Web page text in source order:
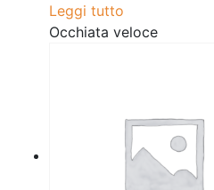
Leggi tutto
Occhiata veloce